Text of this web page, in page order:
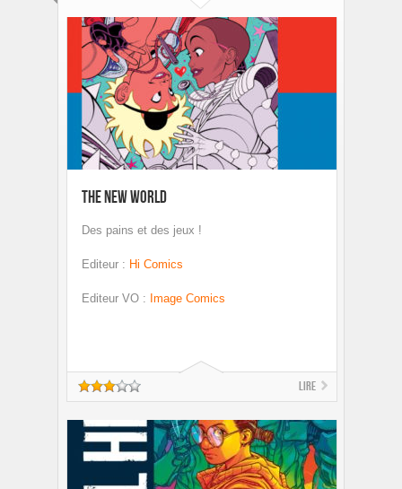
The New World
Des pains et des jeux !
Editeur : Hi Comics
Editeur VO : Image Comics
Lire